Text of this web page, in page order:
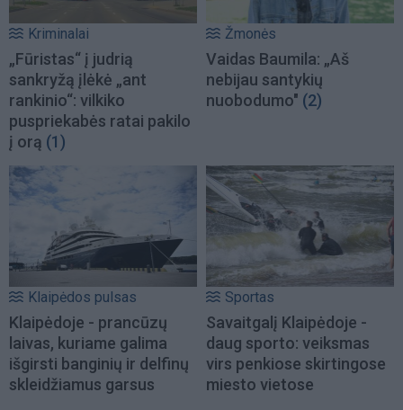
Kriminalai
„Fūristas“ į judrią
sankryžą įlėkė „ant
rankinio“: vilkiko
puspriekabės ratai pakilo
į orą (1)
Žmonės
Vaidas Baumila: „Aš
nebijau santykių
nuobodumo" (2)
Klaipėdos pulsas
Klaipėdoje - prancūzų
laivas, kuriame galima
išgirsti banginių ir delfinų
skleidžiamus garsus
Sportas
Savaitgalį Klaipėdoje -
daug sporto: veiksmas
virs penkiose skirtingose
miesto vietose